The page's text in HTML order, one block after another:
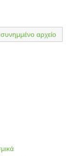
αρχείο